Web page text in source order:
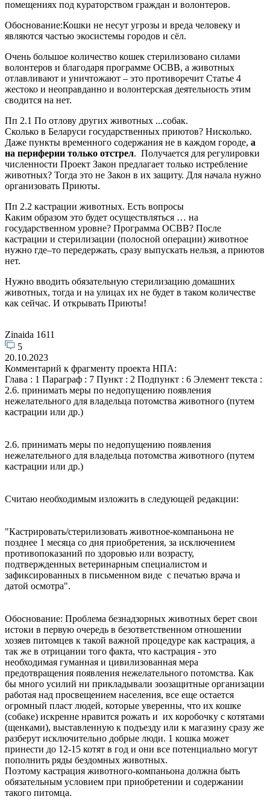
помещениях под кураторством граждан и волонтеров.
Обоснование:Кошки не несут угрозы и вреда человеку и
являются частью экосистемы городов и сёл.
Очень большое количество кошек стерилизовано силами
волонтеров и благодаря программе ОСВВ, а животных
отлавливают и уничтожают – это противоречит Статье 4
жестоко и неоправданно и волонтерская деятельность этим
сводится на нет.
Пп 2.1 По отлову других животных ...собак.
Сколько в Беларуси государственных приютов? Нисколько.
Даже пункты временного содержания не в каждом городе, а
на периферии только отстрел. Получается для регулировки
численности Проект Закон предлагает только истребление
животных? Тогда это не Закон в их защиту. Для начала нужно
организовать Приюты.
Пп 2.2 кастрации животных. Есть вопросы
Каким образом это будет осуществляться … на
государственном уровне? Программа ОСВВ? После
кастрации и стерилизации (полосной операции) животное
нужно где–то передержать, сразу выпускать нельзя, а приютов
нет.
Нужно вводить обязательную стерилизацию домашних
животных, тогда и на улицах их не будет в таком количестве
как сейчас. И открывать Приюты!
Zinaida 1611
5
20.10.2023
Комментарий к фрагменту проекта НПА:
Глава : 1 Параграф : 7 Пункт : 2 Подпункт : 6 Элемент текста :
2.6. принимать меры по недопущению появления
нежелательного для владельца потомства животного (путем
кастрации или др.)
2.6. принимать меры по недопущению появления
нежелательного для владельца потомства животного (путем
кастрации или др.)
Считаю необходимым изложить в следующей редакции:
"Кастрировать/стерилизовать животное-компаньона не
позднее 1 месяца со дня приобретения, за исключением
противопоказаний по здоровью или возрасту,
подтвержденных ветеринарным специалистом и
зафиксированных в письменном виде с печатью врача и
датой осмотра".
Обоснование: Проблема безнадзорных животных берет свои
истоки в первую очередь в безответственном отношении
хозяев питомцев к такой важной процедуре как кастрация, а
так же в отрицании того факта, что кастрация - это
необходимая гуманная и цивилизованная мера
предотвращения появления нежелательного потомства. Как
бы много усилий ни прикладывали зоозащитные организации
работая над просвещением населения, все еще остается
огромный пласт людей, которые уверенны, что их кошке
(собаке) искренне нравится рожать и их коробочку с котятами
(щенками), выставленную к подъезду или к магазину сразу же
разберут исключительно добрые люди. 1 кошка может
принести до 12-15 котят в год и они все потенциально могут
пополнить ряды бездомных животных.
Поэтому кастрация животного-компаньона должна быть
обязательным условием при приобретении и содержании
такого питомца.